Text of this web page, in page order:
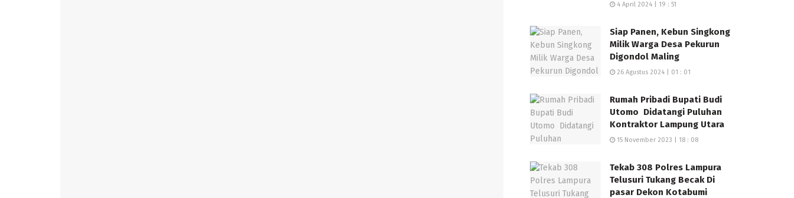
4 April 2024 | 19 : 51
Siap Panen, Kebun Singkong
Milik Warga Desa Pekurun
Digondol Maling
26 Agustus 2024 | 01 : 01
Rumah Pribadi Bupati Budi
Utomo Didatangi Puluhan
Kontraktor Lampung Utara
15 November 2023 | 18 : 08
Tekab 308 Polres Lampura
Telusuri Tukang Becak Di
pasar Dekon Kotabumi